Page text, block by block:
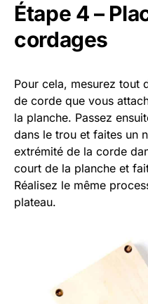
Étape 4 –
cordages
Pour cela, mesurez tout
de corde que vous
la planche. Passez
dans le trou et faites un
extrémité de la corde
court de la planche et
Réalisez le même
plateau.